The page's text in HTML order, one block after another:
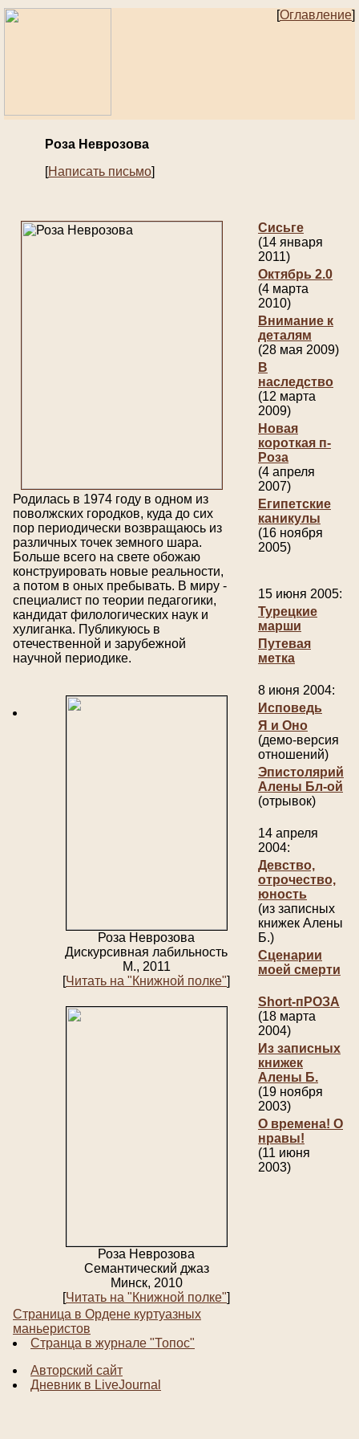
[Оглавление]
Роза Неврозова
[Написать письмо]
Родилась в 1974 году в одном из
поволжских городков, куда до сих
пор периодически возвращаюсь из
различных точек земного шара.
Больше всего на свете обожаю
конструировать новые реальности,
а потом в оных пребывать. В миру -
специалист по теории педагогики,
кандидат филологических наук и
хулиганка. Публикуюсь в
отечественной и зарубежной
научной периодике.
Роза Неврозова
Дискурсивная лабильность
М., 2011
[Читать на "Книжной полке"]
Роза Неврозова
Семантический джаз
Минск, 2010
[Читать на "Книжной полке"]
Страница в Ордене куртуазных
маньеристов
Странца в журнале "Топос"
Авторский сайт
Дневник в LiveJournal
Сисьге
(14 января
2011)
Октябрь 2.0
(4 марта
2010)
Внимание к
деталям
(28 мая 2009)
В
наследство
(12 марта
2009)
Новая
короткая п-
Роза
(4 апреля
2007)
Египетские
каникулы
(16 ноября
2005)
15 июня 2005:
Турецкие
марши
Путевая
метка
8 июня 2004:
Исповедь
Я и Оно
(демо-версия
отношений)
Эпистолярий
Алены Бл-ой
(отрывок)
14 апреля
2004:
Девство,
отрочество,
юность
(из записных
книжек Алены
Б.)
Сценарии
моей смерти
Short-пРОЗА
(18 марта
2004)
Из записных
книжек
Алены Б.
(19 ноября
2003)
О времена! О
нравы!
(11 июня
2003)